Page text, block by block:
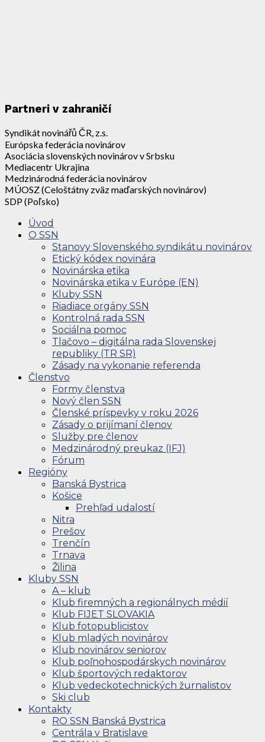
Partneri v zahraničí
Syndikát novinářů ČR, z.s.
Európska federácia novinárov
Asociácia slovenských novinárov v Srbsku
Mediacentr Ukrajina
Medzinárodná federácia novinárov
MÚOSZ (Celoštátny zväz maďarských novinárov)
SDP (Poľsko)
Úvod
O SSN
Stanovy Slovenského syndikátu novinárov
Etický kódex novinára
Novinárska etika
Novinárska etika v Európe (EN)
Kluby SSN
Riadiace orgány SSN
Kontrolná rada SSN
Sociálna pomoc
Tlačovo – digitálna rada Slovenskej
republiky (TR SR)
Zásady na vykonanie referenda
Členstvo
Formy členstva
Nový člen SSN
Členské príspevky v roku 2026
Zásady o prijímaní členov
Služby pre členov
Medzinárodný preukaz (IFJ)
Fórum
Regióny
Banská Bystrica
Košice
Prehľad udalostí
Nitra
Prešov
Trenčín
Trnava
Žilina
Kluby SSN
A – klub
Klub firemných a regionálnych médií
Klub FIJET SLOVAKIA
Klub fotopublicistov
Klub mladých novinárov
Klub novinárov seniorov
Klub poľnohospodárskych novinárov
Klub športových redaktorov
Klub vedeckotechnických žurnalistov
Ski club
Kontakty
RO SSN Banská Bystrica
Centrála v Bratislave